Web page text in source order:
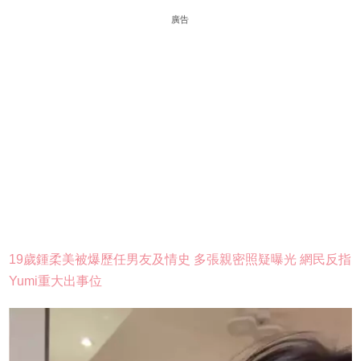
廣告
19歲鍾柔美被爆歷任男友及情史 多張親密照疑曝光 網民反指
Yumi重大出事位